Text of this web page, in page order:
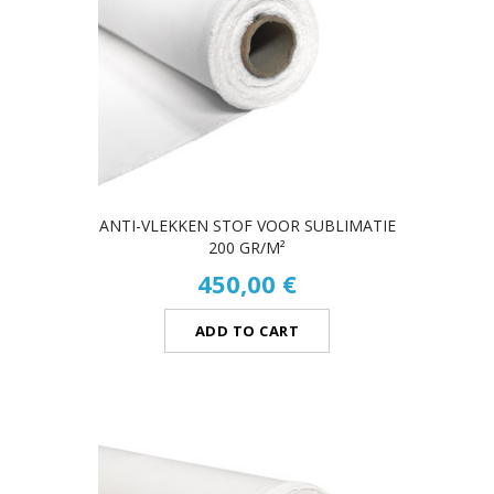
ANTI-VLEKKEN STOF VOOR SUBLIMATIE
200 GR/M²
450,00 €
ADD TO CART